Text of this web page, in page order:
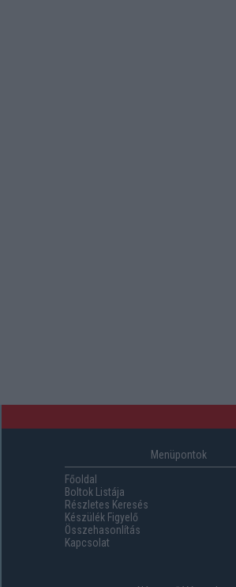
Menüpontok
Főoldal
Boltok Listája
Részletes Keresés
Készülék Figyelő
Összehasonlítás
Kapcsolat